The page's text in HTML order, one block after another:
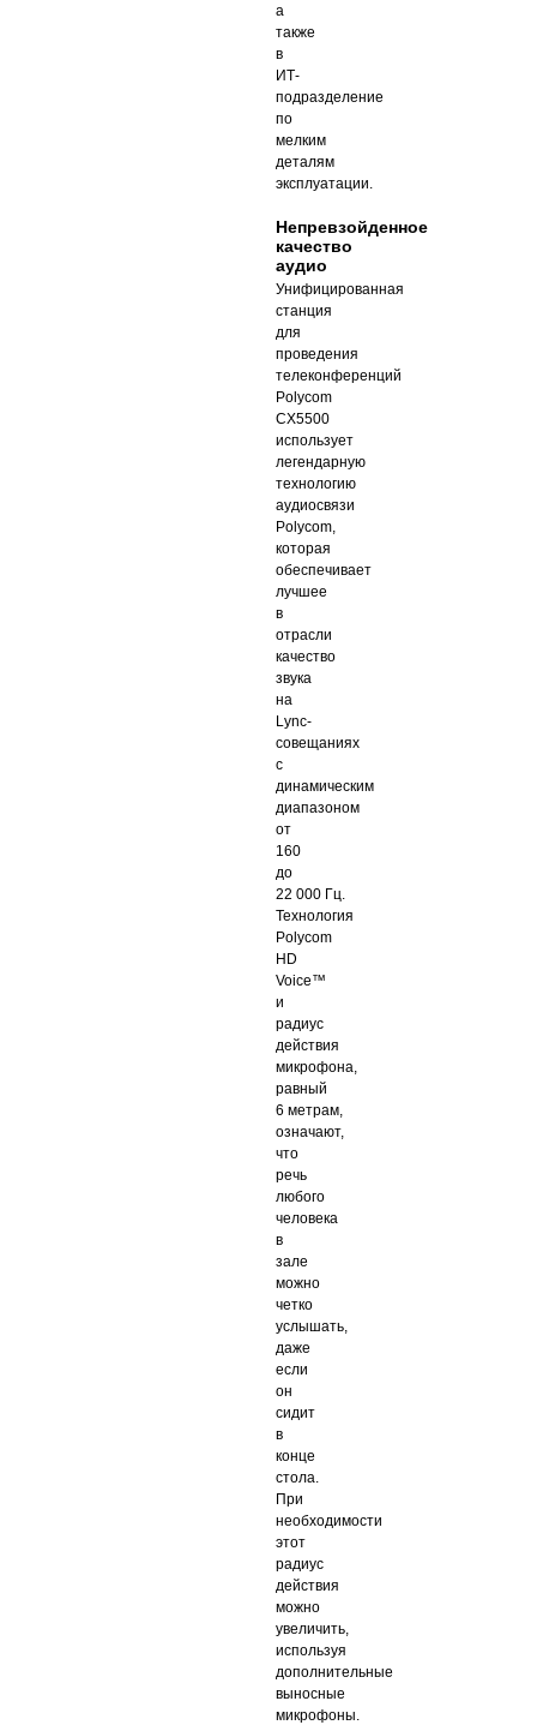
а
также
в
ИТ-
подразделение
по
мелким
деталям
эксплуатации.
Непревзойденное
качество
аудио
Унифицированная
станция
для
проведения
телеконференций
Polycom
CX5500
использует
легендарную
технологию
аудиосвязи
Polycom,
которая
обеспечивает
лучшее
в
отрасли
качество
звука
на
Lync-
совещаниях
с
динамическим
диапазоном
от
160
до
22 000 Гц.
Технология
Polycom
HD
Voice™
и
радиус
действия
микрофона,
равный
6 метрам,
означают,
что
речь
любого
человека
в
зале
можно
четко
услышать,
даже
если
он
сидит
в
конце
стола.
При
необходимости
этот
радиус
действия
можно
увеличить,
используя
дополнительные
выносные
микрофоны.